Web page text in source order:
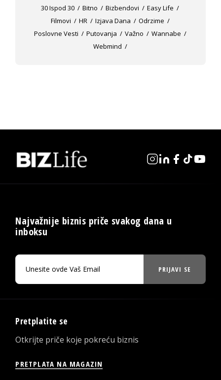
30 Ispod 30 Bitno Bizbendovi
Easy Life
Filmovi
HR Izjava Dana
Odrzime
Poslovne Vesti
Putovanja Važno
Wannabe
Webmind
Najvažnije biznis priče svakog dana u
inboksu
PRIJAVI SE
Pretplatite se
Otkrijte priče koje pokreću biznis
PRETPLATA NA MAGAZIN